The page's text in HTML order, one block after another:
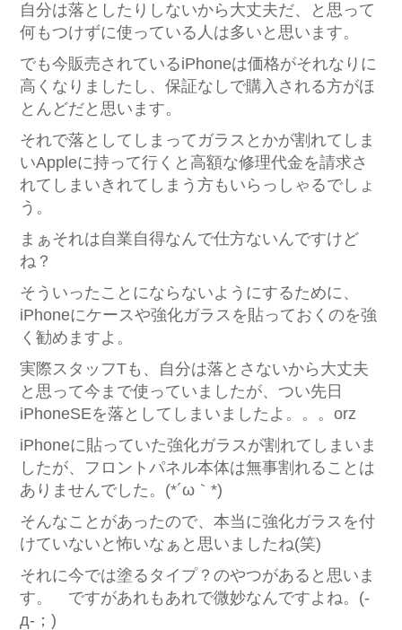
自分は落としたりしないから大丈夫だ、と思って
何もつけずに使っている人は多いと思います。
でも今販売されているiPhoneは価格がそれなりに
高くなりましたし、保証なしで購入される方がほ
とんどだと思います。
それで落としてしまってガラスとかが割れてしま
いAppleに持って行くと高額な修理代金を請求さ
れてしまいきれてしまう方もいらっしゃるでしょ
う。
まぁそれは自業自得なんで仕方ないんですけど
ね？
そういったことにならないようにするために、
iPhoneにケースや強化ガラスを貼っておくのを強
く勧めますよ。
実際スタッフTも、自分は落とさないから大丈夫
と思って今まで使っていましたが、つい先日
iPhoneSEを落としてしまいましたよ。。。orz
iPhoneに貼っていた強化ガラスが割れてしまいま
したが、フロントパネル本体は無事割れることは
ありませんでした。(*´ω｀*)
そんなことがあったので、本当に強化ガラスを付
けていないと怖いなぁと思いましたね(笑)
それに今では塗るタイプ？のやつがあると思いま
す。 ですがあれもあれで微妙なんですよね。(-
д-；)